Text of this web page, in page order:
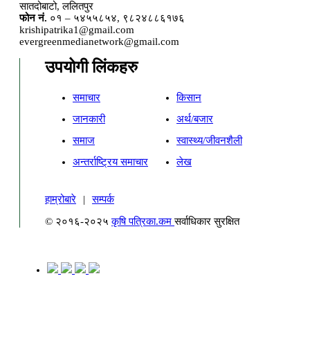
सातदोबाटो, ललितपुर
फोन नं. ०१ – ५४५५८५४, ९८२४८८६१७६
krishipatrika1@gmail.com
evergreenmedianetwork@gmail.com
उपयोगी लिंकहरु
समाचार
किसान
जानकारी
अर्थ/बजार
समाज
स्वास्थ्य/जीवनशैली
अन्तर्राष्ट्रिय समाचार
लेख
हाम्रोबारे |
सम्पर्क
© २०१६-२०२५कृषि पत्रिका.कमसर्वाधिकार सुरक्षित